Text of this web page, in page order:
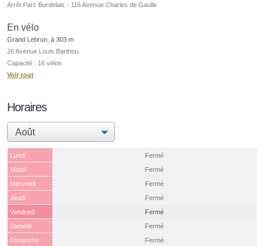
Arrêt Parc Bordelais - 116 Avenue Charles de Gaulle
En vélo
Grand Lebrun, à 303 m
26 Avenue Louis Barthou
Capacité : 16 vélos
Voir tout
Horaires
Lundi
Fermé
Mardi
Fermé
Mercredi
Fermé
Jeudi
Fermé
Vendredi
Fermé
Samedi
Fermé
Dimanche
Fermé